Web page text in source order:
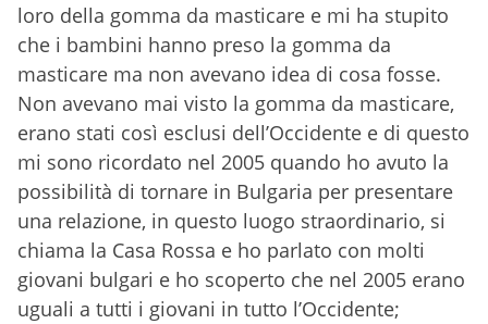
loro della gomma da masticare e mi ha stupito
che i bambini hanno preso la gomma da
masticare ma non avevano idea di cosa fosse.
Non avevano mai visto la gomma da masticare,
erano stati così esclusi dell’Occidente e di questo
mi sono ricordato nel 2005 quando ho avuto la
possibilità di tornare in Bulgaria per presentare
una relazione, in questo luogo straordinario, si
chiama la Casa Rossa e ho parlato con molti
giovani bulgari e ho scoperto che nel 2005 erano
uguali a tutti i giovani in tutto l’Occidente;